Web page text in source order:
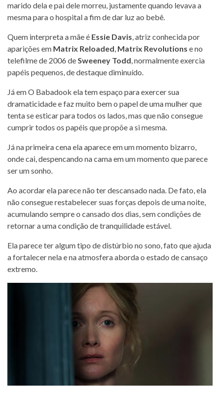
marido dela e pai dele morreu, justamente quando levava a
mesma para o hospital a fim de dar luz ao bebê.
Quem interpreta a mãe é Essie Davis, atriz conhecida por
aparições em Matrix Reloaded, Matrix Revolutions e no
telefilme de 2006 deSweeney Todd, normalmente exercia
papéis pequenos, de destaque diminuído.
Já em O Babadook ela tem espaço para exercer sua
dramaticidade e faz muito bem o papel de uma mulher que
tenta se esticar para todos os lados, mas que não consegue
cumprir todos os papéis que propõe a si mesma.
Já na primeira cena ela aparece em um momento bizarro,
onde cai, despencando na cama em um momento que parece
ser um sonho.
Ao acordar ela parece não ter descansado nada. De fato, ela
não consegue restabelecer suas forças depois de uma noite,
acumulando sempre o cansado dos dias, sem condições de
retornar a uma condição de tranquilidade estável.
Ela parece ter algum tipo de distúrbio no sono, fato que ajuda
a fortalecer nela e na atmosfera aborda o estado de cansaço
extremo.